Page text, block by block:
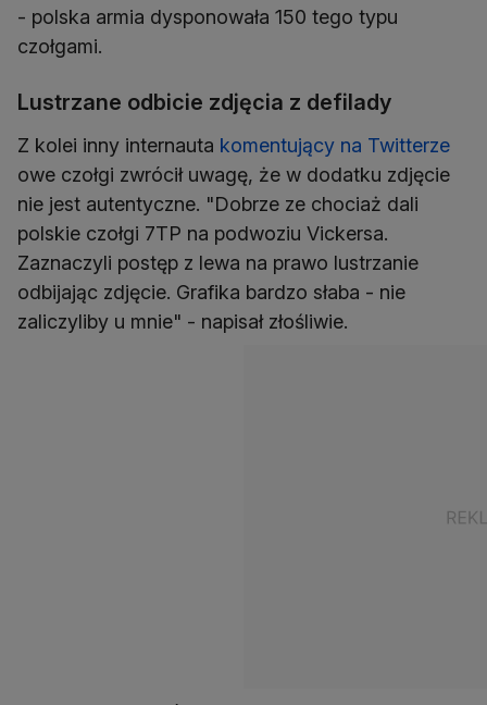
- polska armia dysponowała 150 tego typu
czołgami.
Lustrzane odbicie zdjęcia z defilady
Z kolei inny internauta komentujący na Twitterze
owe czołgi zwrócił uwagę, że w dodatku zdjęcie
nie jest autentyczne. "Dobrze ze chociaż dali
polskie czołgi 7TP na podwoziu Vickersa.
Zaznaczyli postęp z lewa na prawo lustrzanie
odbijając zdjęcie. Grafika bardzo słaba - nie
zaliczyliby u mnie" - napisał złośliwie.